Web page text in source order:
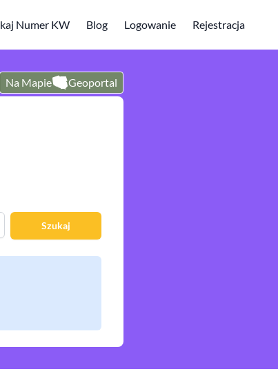
Numer KW Blog Logowanie Rejestracja
Na Mapie Geoportal
Szukaj